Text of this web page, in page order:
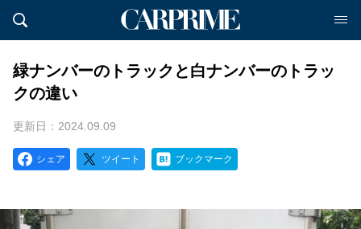
緑ナンバーのトラックと白ナンバーのトラッ
クの違い
更新日：2024.09.09
シェア ツイート ブックマーク